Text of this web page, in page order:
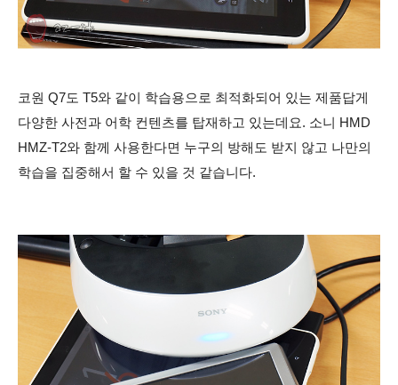
코원 Q7도 T5와 같이
학습용으로 최적화되어 있는 제품답게
다양한 사전과 어학 컨텐츠를 탑재하고 있는데요. 소니 HMD
HMZ-T2와 함께 사용한다면 누구의 방해도 받지 않고 나만의
학습을 집중해서 할 수 있을 것 같습니다.